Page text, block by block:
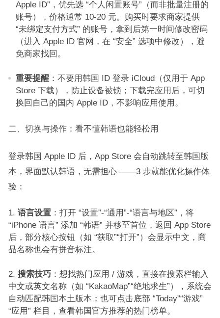
Apple ID”，优先选 “个人闲置账号”（而非批量注册的
账号），价格通常 10-20 元。购买时要求商家提供
“未绑定支付方式” 的账号，拿到后第一时间修改密码
（进入 Apple ID 官网，在 “安全” 选项中修改），避
免商家找回。​
重要提醒：不要用韩国 ID 登录 iCloud（仅用于 App
Store 下载），防止设备被锁；下载完应用后，可切
换回自己的国内 Apple ID，不影响应用使用。​
二、切换与操作：看不懂韩语也能轻松用​
登录韩国 Apple ID 后，App Store 会自动跳转至韩国版
本，界面默认韩语，无需担心 ——3 步就能优化操作体
验：​
语言设置：打开 “设置”-“通用”-“语言与地区”，将
“iPhone 语言” 添加 “韩语” 并移至首位，返回 App Store
后，部分核心按钮（如 “获取”“打开”）会显示中文，商
品名称也会有拼音标注。​
搜索技巧：想找热门应用 / 游戏，直接在搜索栏输入
中文或英文名称（如 “KakaoMap”“绝地求生”），系统会
自动匹配韩国本土版本；也可点击底部 “Today”“游戏”
“应用” 栏目，查看韩国官方推荐的热门榜单。​